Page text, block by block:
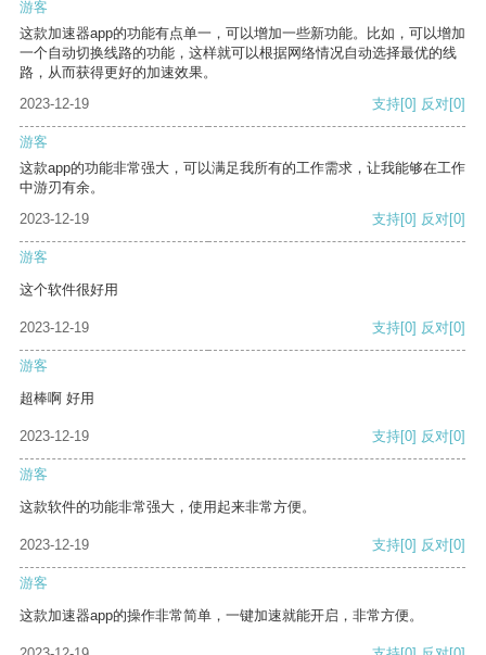
游客
这款加速器app的功能有点单一，可以增加一些新功能。比如，可以增加
一个自动切换线路的功能，这样就可以根据网络情况自动选择最优的线
路，从而获得更好的加速效果。
2023-12-19
支持[0] 反对[0]
游客
这款app的功能非常强大，可以满足我所有的工作需求，让我能够在工作
中游刃有余。
2023-12-19
支持[0] 反对[0]
游客
这个软件很好用
2023-12-19 支持[0] 反对[0]
游客
超棒啊 好用
2023-12-19 支持[0] 反对[0]
游客
这款软件的功能非常强大，使用起来非常方便。
2023-12-19 支持[0] 反对[0]
游客
这款加速器app的操作非常简单，一键加速就能开启，非常方便。